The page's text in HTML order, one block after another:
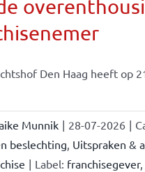
Den Haag heeft op
Munnik | 28-07-2026 |
beslechting Uitspraken &
| Label: franchisegever,